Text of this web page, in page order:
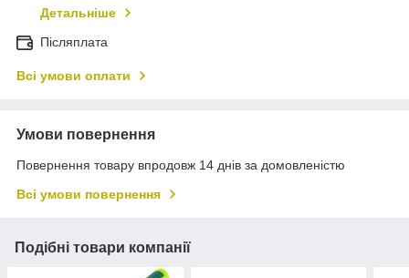
Детальніше
Післяплата
Всі умови оплати
Умови повернення
Повернення товару впродовж 14 днів за домовленістю
Всі умови повернення
Подібні товари компанії